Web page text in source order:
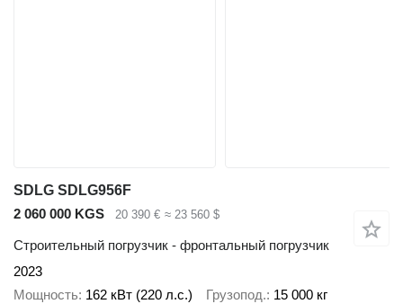
SDLG SDLG956F
2 060 000 KGS
20 390 € ≈ 23 560 $
Строительный погрузчик - фронтальный погрузчик
2023
Мощность 162 кВт (220 л.с.) Грузопод. 15 000 кг